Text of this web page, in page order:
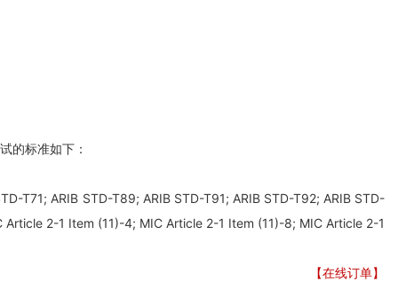
的标准如下：
T71; ARIB STD-T89; ARIB STD-T91; ARIB STD-T92; ARIB STD-
2-1 Item (11)-4; MIC Article 2-1 Item (11)-8; MIC Article 2-1
【在线订单】